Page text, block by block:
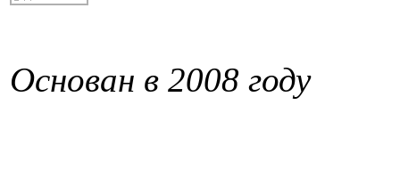
Основан в 2008 году